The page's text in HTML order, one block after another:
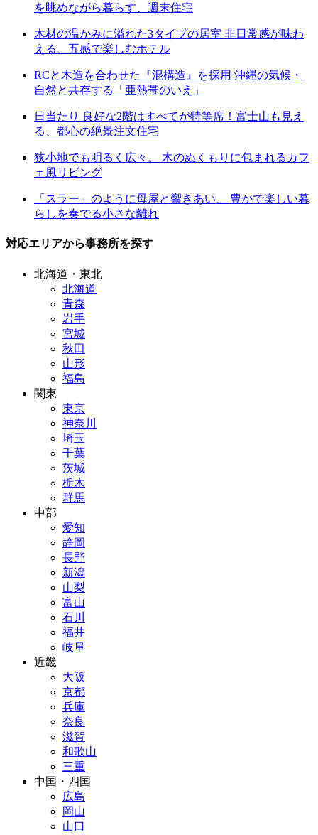
を眺めながら暮らす、週末住宅
木材の温かみに溢れた3タイプの居室 非日常感が味わ
える、五感で楽しむホテル
RCと木造を合わせた『混構造』を採用 沖縄の気候・
自然と共存する「亜熱帯のいえ」
日当たり 良好な2階はすべてが特等席！富士山も見え
る、都心の絶景注文住宅
狭小地でも明るく広々。 木のぬくもりに包まれるカフ
ェ風リビング
「スラー」のように母屋と響きあい、 豊かで楽しい暮
らしを奏でる小さな離れ
対応エリアから事務所を探す
北海道・東北
北海道
青森
岩手
宮城
秋田
山形
福島
関東
東京
神奈川
埼玉
千葉
茨城
栃木
群馬
中部
愛知
静岡
長野
新潟
山梨
富山
石川
福井
岐阜
近畿
大阪
京都
兵庫
奈良
滋賀
和歌山
三重
中国・四国
広島
岡山
山口